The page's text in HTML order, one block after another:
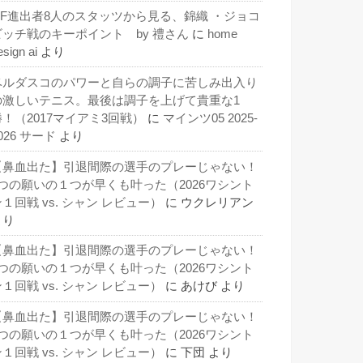
進出者8人のスタッツから見る、錦織 ・ジョコ
ッチ戦のキーポイント by 禮さん に home
ai より
ルダスコのパワーと自らの調子に苦しみ出入り
激しいテニス。最後は調子を上げて貴重な1
（2017マイアミ3回戦）
に マインツ05 2025-
サード より
鼻血出た】引退間際の選手のプレーじゃない！
の願いの１つが早くも叶った（2026ワシント
回戦 vs. シャン レビュー）
に ウクレリアン
鼻血出た】引退間際の選手のプレーじゃない！
の願いの１つが早くも叶った（2026ワシント
回戦 vs. シャン レビュー）
に あけび より
鼻血出た】引退間際の選手のプレーじゃない！
の願いの１つが早くも叶った（2026ワシント
回戦 vs. シャン レビュー）
に 下団 より